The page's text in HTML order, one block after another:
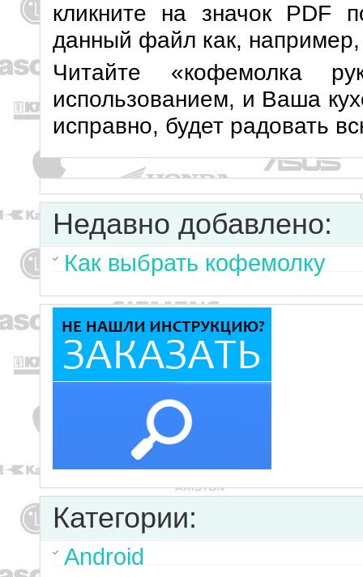
кликните на значок PDF
данный файл как,
Читайте «кофемолка
использованием, и Ваша
исправно, будет радовать
Недавно добавлено:
Как выбрать кофемолку
Категории:
Android